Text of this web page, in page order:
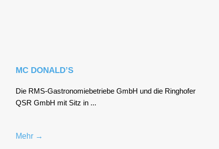
MC DONALD’S
Die RMS-Gas­tro­no­mie­be­trie­be GmbH und die Ring­ho­fer
QSR GmbH mit Sitz in ...
Mehr →